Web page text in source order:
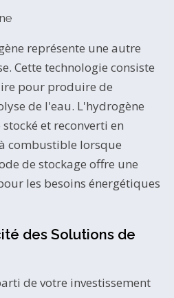
représente une autre
Cette technologie consiste
pour produire de
de l'eau. L'hydrogène
et reconverti en
combustible lorsque
de stockage offre une
les besoins énergétiques
des Solutions de
de votre investissement